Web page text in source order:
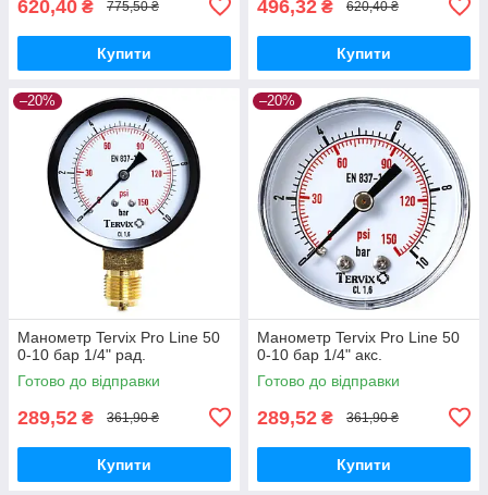
620,40 ₴ 775,50 ₴
Купити
496,32 ₴ 620,40 ₴
Купити
–20%
Манометр Tervix Pro Line 50
0-10 бар 1/4" рад.
Готово до відправки
289,52 ₴ 361,90 ₴
Купити
–20%
Манометр Tervix Pro Line 50
0-10 бар 1/4" акс.
Готово до відправки
289,52 ₴ 361,90 ₴
Купити